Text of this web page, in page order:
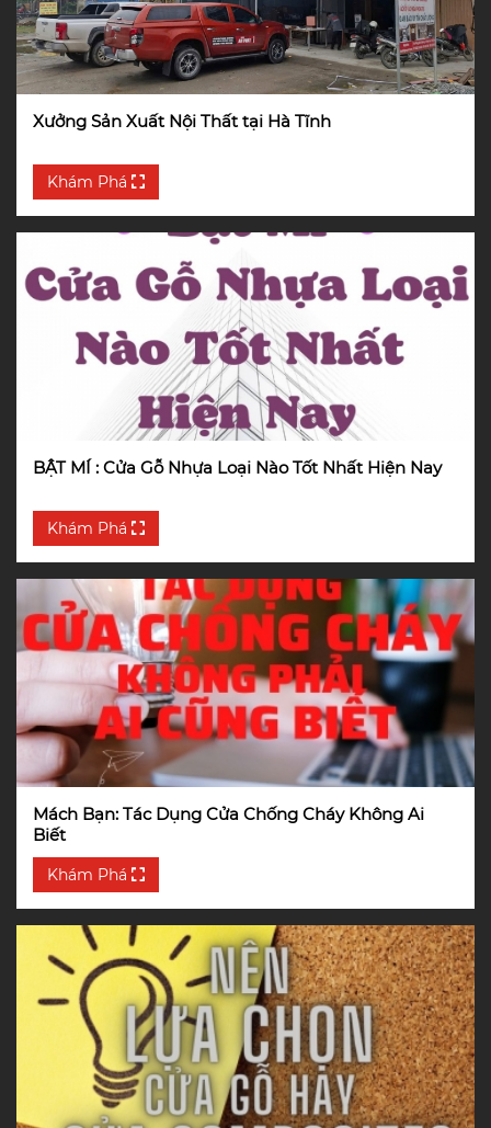
Xưởng Sản Xuất Nội Thất tại Hà Tĩnh
Khám Phá
BẬT MÍ : Cửa Gỗ Nhựa Loại Nào Tốt Nhất Hiện Nay
Khám Phá
Mách Bạn: Tác Dụng Cửa Chống Cháy Không Ai
Biết
Khám Phá